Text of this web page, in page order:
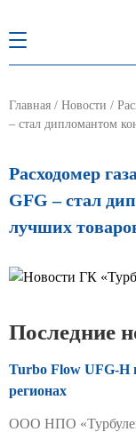
Главная / Новости /
– стал дипломантом
Расходомер
GFG – стал
лучших
Последние
Turbo Flow UFG-H
регионах
ООО НПО